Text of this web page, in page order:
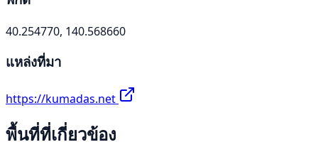
40.254770, 140.568660
แหล่งที่มา
https://kumadas.net
พื้นที่ที่เกี่ยวข้อง